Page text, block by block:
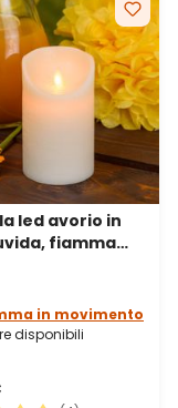
led avorio in
fiamma
12,5 cm, Ø 7,5
in movimento
disponibili